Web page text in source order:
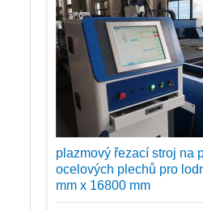
plazmový řezací stroj na
ocelových plechů pro
mm x 16800 mm